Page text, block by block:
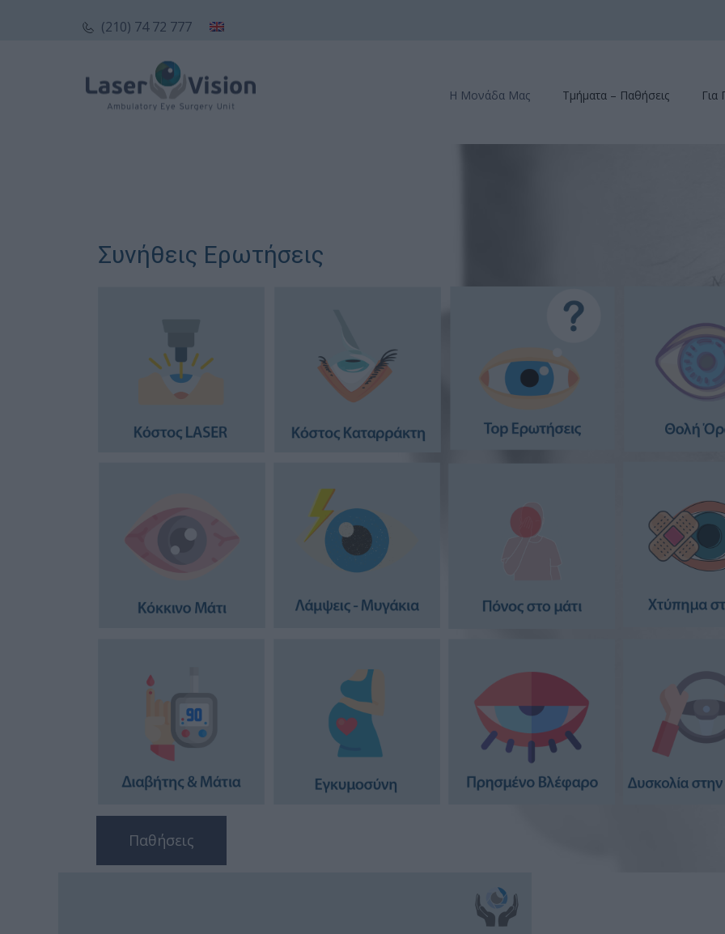
(210) 74 72 777
Η Μονάδα Μας Τμήματα – Παθήσεις Για
Συνήθεις Ερωτήσεις
Παθήσεις